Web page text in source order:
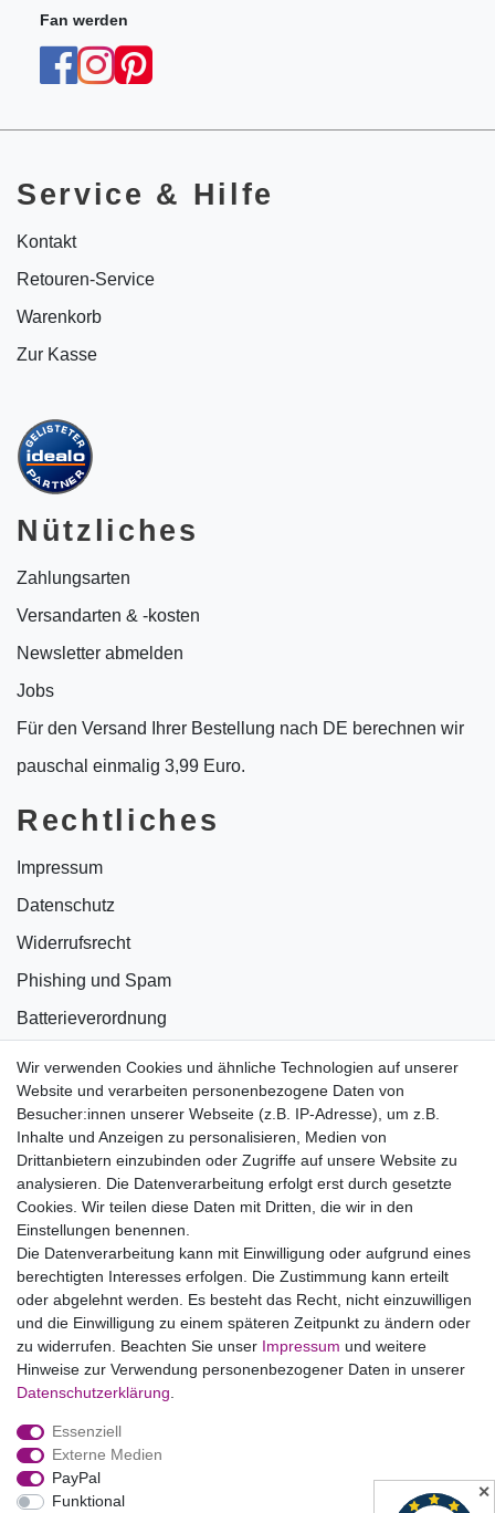
Wir verwenden Cookies und ähnliche Technologien auf unserer
Website und verarbeiten personenbezogene Daten von
Besucher:innen unserer Webseite (z.B. IP-Adresse), um z.B.
Inhalte und Anzeigen zu personalisieren, Medien von
Drittanbietern einzubinden oder Zugriffe auf unsere Website zu
analysieren. Die Datenverarbeitung erfolgt erst durch gesetzte
Cookies. Wir teilen diese Daten mit Dritten, die wir in den
Einstellungen benennen.
Die Datenverarbeitung kann mit Einwilligung oder aufgrund eines
berechtigten Interesses erfolgen. Die Zustimmung kann erteilt
oder abgelehnt werden. Es besteht das Recht, nicht einzuwilligen
und die Einwilligung zu einem späteren Zeitpunkt zu ändern oder
zu widerrufen. Beachten Sie unser Impressum und weitere
Hinweise zur Verwendung personenbezogener Daten in unserer
Daten­schutz­erklärung
Essenziell
Externe Medien
PayPal
Funktional
Fan werden
Service & Hilfe
Kontakt
Retouren-Service
Warenkorb
Zur Kasse
Nützliches
Zahlungsarten
Versandarten & -kosten
Newsletter abmelden
Jobs
Für den Versand Ihrer Bestellung nach DE berechnen wir
pauschal einmalig 3,99 Euro.
Rechtliches
Impressum
Datenschutz
Widerrufsrecht
Phishing und Spam
Batterieverordnung
Bildnachweise
AGB
Vertrag widerrufen
B2BKunden
Zum Händlerbereich
PrivatKunden
Neukundenanmeldung
Mein Konto
Zahlung & Versand ✕